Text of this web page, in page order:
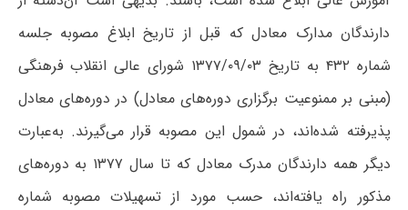
دارندگان مدارک معادل که قبل از تاریخ ابلاغ مصوبه جلسه
شماره ۴۳۲ به تاریخ ۱۳۷۷/۰۹/۰۳ شورای عالی انقلاب فرهنگی
(مبنی بر ممنوعیت برگزاری دوره‌های معادل) در دوره‌های معادل
پذیرفته شده‌اند، در شمول این مصوبه قرار می‌گیرند. به‌عبارت
دیگر همه دارندگان مدرک معادل که تا سال ۱۳۷۷ به دوره‌های
مذکور راه یافته‌اند، حسب مورد از تسهیلات مصوبه شماره